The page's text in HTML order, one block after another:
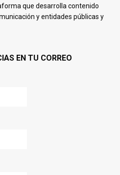
que desarrolla contenido
y entidades públicas y
EN TU CORREO